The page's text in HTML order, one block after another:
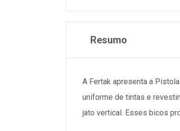
Resumo
A Fertak apresenta a
uniforme de tintas e
jato vertical. Esses bicos